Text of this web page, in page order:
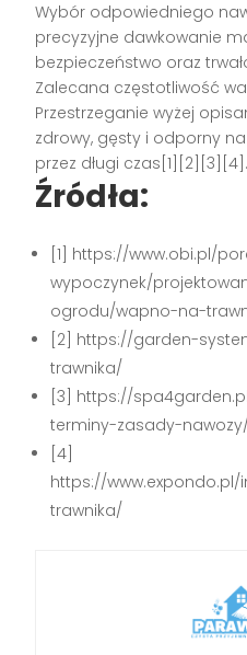
Wybór odpowiedniego
precyzyjne dawkowanie
bezpieczeństwo oraz
Zalecana częstotliwość
Przestrzeganie wyżej
zdrowy, gęsty i odporny
przez długi czas[1][2][3][4].
Źródła:
[1] https://www.obi.pl/
wypoczynek/
ogrodu/wapno-na-
[2] https://garden-
trawnika/
[3] https://
terminy-zasady-nawozy/
[4]
https://
trawnika/